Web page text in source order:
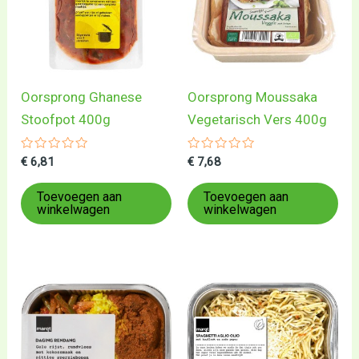
Oorsprong Ghanese
Stoofpot 400g
Gewaardeerd
uit
5
€ 6,81
Toevoegen aan
winkelwagen
Oorsprong Moussaka
Vegetarisch Vers 400g
Gewaardeerd
uit
5
€ 7,68
Toevoegen aan
winkelwagen